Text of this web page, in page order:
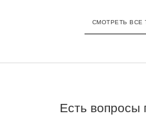
СМОТРЕТЬ ВСЕ
Есть вопросы